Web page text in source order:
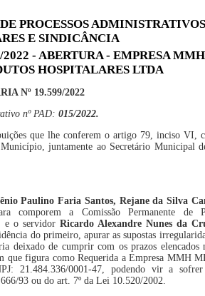
PROCESSOS
E SINDICÂNCIA
- ABERTURA - EMPRESA
HOSPITALARES LTDA
Nº 19.599/2022
nº PAD: 015/2022.
que lhe conferem o artigo 79, inciso VI,
juntamente ao Secretário Municipal
Paulino Faria Santos, Rejane da Silva
comporem a Comissão Permanente de
e o servidor Ricardo Alexandre Nunes da
do primeiro, apurar as supostas
deixado de cumprir com os prazos elencados
que figura como Requerida aEmpresa MMH
21.484.336/0001-47, podendo vir a
93 ou do art. 7º da Lei 10.520/2002.